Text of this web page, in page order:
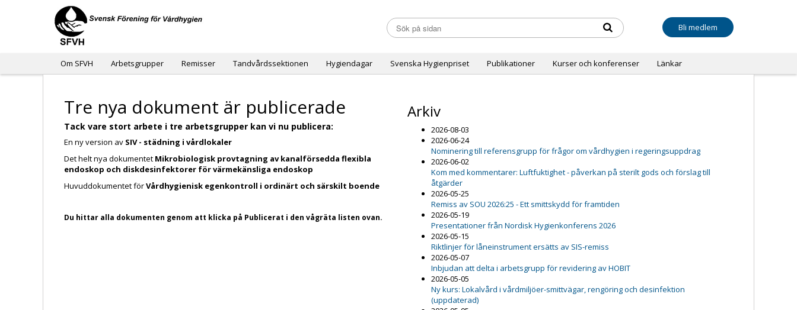
Bli medlem
Om SFVH Arbetsgrupper Remisser Tandvårdssektionen Hygiendagar Svenska Hygienpriset Publikationer Kurser och konferenser Länkar
Tre nya dokument är publicerade
Tack vare stort arbete i tre arbetsgrupper kan vi nu publicera:
En ny version av SIV - städning i vårdlokaler
Det helt nya dokumentet Mikrobiologisk provtagning av kanalförsedda flexibla
endoskop och diskdesinfektorer för värmekänsliga endoskop
Huvuddokumentet förVårdhygienisk egenkontroll i ordinärt och särskilt boende
Du hittar alla dokumenten genom att klicka på Publicerat i den vågräta listen ovan.
Arkiv
2026-08-03
2026-06-24
Nominering till referensgrupp för frågor om vårdhygien i regeringsuppdrag
2026-06-02
Kom med kommentarer: Luftfuktighet - påverkan på sterilt gods och förslag till
åtgärder
2026-05-25
Remiss av SOU 2026:25 - Ett smittskydd för framtiden
2026-05-19
Presentationer från Nordisk Hygienkonferens 2026
2026-05-15
Riktlinjer för låneinstrument ersätts av SIS-remiss
2026-05-07
Inbjudan att delta i arbetsgrupp för revidering av HOBIT
2026-05-05
Ny kurs: Lokalvård i vårdmiljöer-smittvägar, rengöring och desinfektion
(uppdaterad)